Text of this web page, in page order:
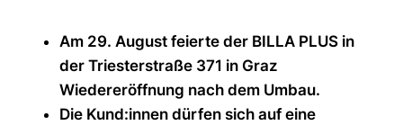
Am 29. August feierte der BILLA PLUS in
der Triesterstraße 371 in Graz
Wiedereröffnung nach dem Umbau.
Die Kund:innen dürfen sich auf eine